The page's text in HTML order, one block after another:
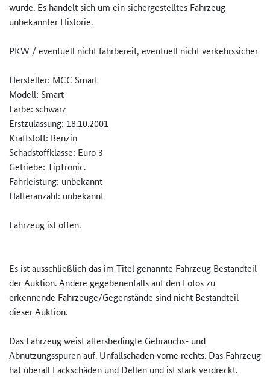
wurde. Es handelt sich um ein sichergestelltes Fahrzeug
unbekannter Historie.
PKW / eventuell nicht fahrbereit, eventuell nicht verkehrssicher
Hersteller: MCC Smart
Modell: Smart
Farbe: schwarz
Erstzulassung: 18.10.2001
Kraftstoff: Benzin
Schadstoffklasse: Euro 3
Getriebe: TipTronic.
Fahrleistung: unbekannt
Halteranzahl: unbekannt
Fahrzeug ist offen.
Es ist ausschließlich das im Titel genannte Fahrzeug Bestandteil
der Auktion. Andere gegebenenfalls auf den Fotos zu
erkennende Fahrzeuge/Gegenstände sind nicht Bestandteil
dieser Auktion.
Das Fahrzeug weist altersbedingte Gebrauchs- und
Abnutzungsspuren auf. Unfallschaden vorne rechts. Das Fahrzeug
hat überall Lackschäden und Dellen und ist stark verdreckt.